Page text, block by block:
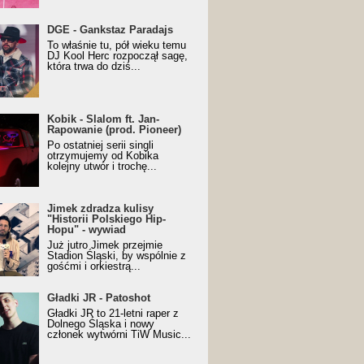
z nagrodą za
Trueschoolowy
Roku (Popkillery 2023)
DGE - Gankstaz Paradajs
To właśnie tu, pół wieku temu
DJ Kool Herc rozpoczął sagę,
która trwa do dziś...
- Slalom ft. Jan-
(prod. Pioneer)
Music Visualiser]
Kobik - Slalom ft. Jan-
Rapowanie (prod. Pioneer)
Po ostatniej serii singli
otrzymujemy od Kobika
kolejny utwór i trochę...
zdradza kulisy "Historii
Hip-Hopu" - wywiad
Jimek zdradza kulisy
"Historii Polskiego Hip-
Hopu" - wywiad
Już jutro Jimek przejmie
Stadion Śląski, by wspólnie z
gośćmi i orkiestrą...
JR - Patoshot
Gładki JR - Patoshot
Gładki JR to 21-letni raper z
Dolnego Śląska i nowy
członek wytwórni TiW Music...